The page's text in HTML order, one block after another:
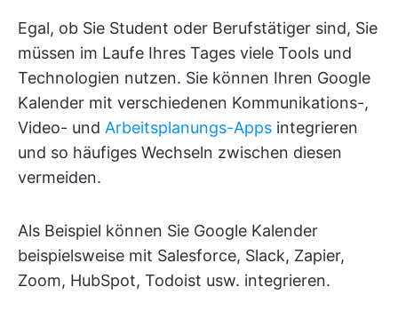
Egal, ob Sie Student oder Berufstätiger sind, Sie
müssen im Laufe Ihres Tages viele Tools und
Technologien nutzen. Sie können Ihren Google
Kalender mit verschiedenen Kommunikations-,
Video- und Arbeitsplanungs-Apps integrieren
und so häufiges Wechseln zwischen diesen
vermeiden.
Als Beispiel können Sie Google Kalender
beispielsweise mit Salesforce, Slack, Zapier,
Zoom, HubSpot, Todoist usw. integrieren.